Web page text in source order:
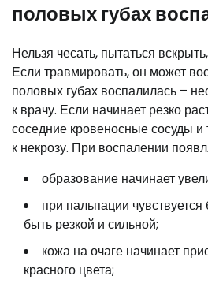
половых губах
Нельзя чесать, пытаться
Если травмировать, он может
половых губах воспалилась –
к врачу. Если начинает резко
соседние кровеносные сосуды и
к некрозу. При воспалении
образование начинает
при пальпации
быть резкой и сильной;
кожа на очаге начинает
красного цвета;